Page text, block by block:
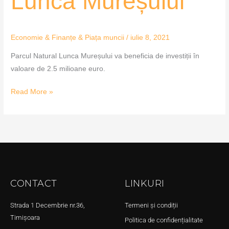
Economie & Finanțe & Piața muncii / iulie 8, 2021
Parcul Natural Lunca Mureșului va beneficia de investiții în
valoare de 2.5 milioane euro.
Read More »
CONTACT
Strada 1 Decembrie nr.36,
Timișoara
LINKURI
Termeni și condiții
Politica de confidențialitate